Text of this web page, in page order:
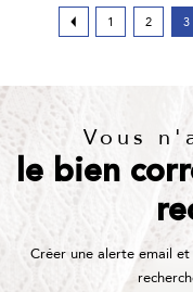
1 2 3
Vous
le bien
Créer une alerte email